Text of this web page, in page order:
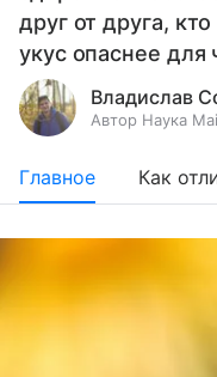
друг от друга,
укус опаснее для
Владислав
Автор Наука
Главное Как